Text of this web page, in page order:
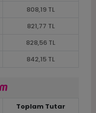
808,19 TL
821,77 TL
828,56 TL
842,15 TL
Toplam Tutar